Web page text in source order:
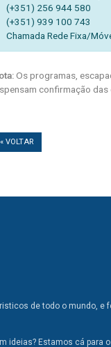
(+351) 256 944 580
(+351) 939 100 743
Chamada Rede Fixa/
Os programas,
confirmação
« VOLTAR
de todo o mundo, e
ideias? Estamos cá para o